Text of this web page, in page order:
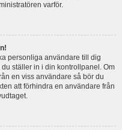
varför.
personliga användare till dig
ställer in i din kontrollpanel. Om
en viss användare så bör du
att förhindra en användare från